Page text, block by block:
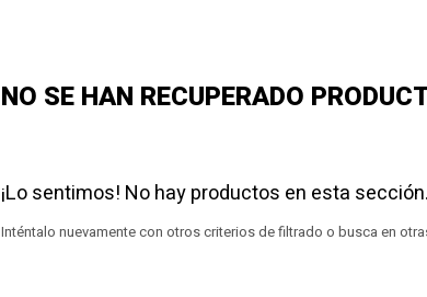
NO SE HAN RECUPERADO
¡Lo sentimos! No hay productos en esta sección.
Inténtalo nuevamente con otros criterios de filtrado o busca en